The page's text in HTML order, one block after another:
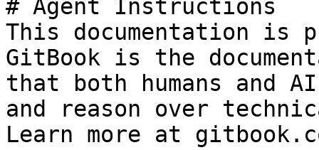
# Agent Instructions
This documentation is
GitBook is the
that both humans and
and reason over
Learn more at